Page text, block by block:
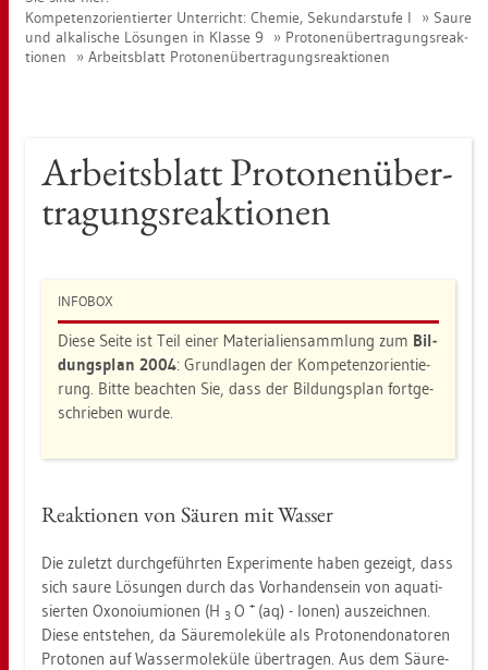
Kom­pe­tenz­ori­en­tier­ter Un­ter­richt: Che­mie, Se­kun­dar­stu­fe I
Saure
und al­ka­li­sche Lö­sun­gen in Klas­se 9
Pro­to­nen­über­tra­gungs­re­ak­
tio­nen
Ar­beits­blatt Pro­to­nen­über­tra­gungs­re­ak­tio­nen
Ar­beits­blatt Pro­to­nen­über­
tra­gungs­re­ak­tio­nen
IN­FO­BOX
Diese Seite ist Teil einer Ma­te­ria­li­en­samm­lung zum Bil­
dungs­plan 2004: Grund­la­gen der Kom­pe­tenz­ori­en­tie­
rung. Bitte be­ach­ten Sie, dass der Bil­dungs­plan fort­ge­
schrie­ben wurde.
Re­ak­tio­nen von Säu­ren mit Was­ser
Die zu­letzt durch­ge­führ­ten Ex­pe­ri­men­te haben ge­zeigt, dass
sich saure Lö­sun­gen durch das Vor­han­den­sein von aqua­ti­
sier­ten Oxo­noi­umio­nen (H 3 O + (aq) - Ionen) aus­zeich­nen.
Diese ent­ste­hen, da Säu­re­mo­le­kü­le als Pro­to­nen­do­na­to­ren
Pro­to­nen auf Was­ser­mo­le­kü­le über­tra­gen. Aus dem Säu­re­